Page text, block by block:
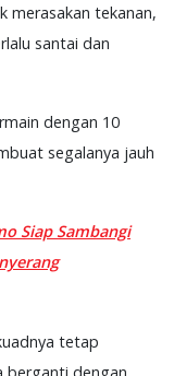
merasakan tekanan,
santai dan
dengan 10
segalanya jauh
Siap Sambangi
tetap
berganti dengan